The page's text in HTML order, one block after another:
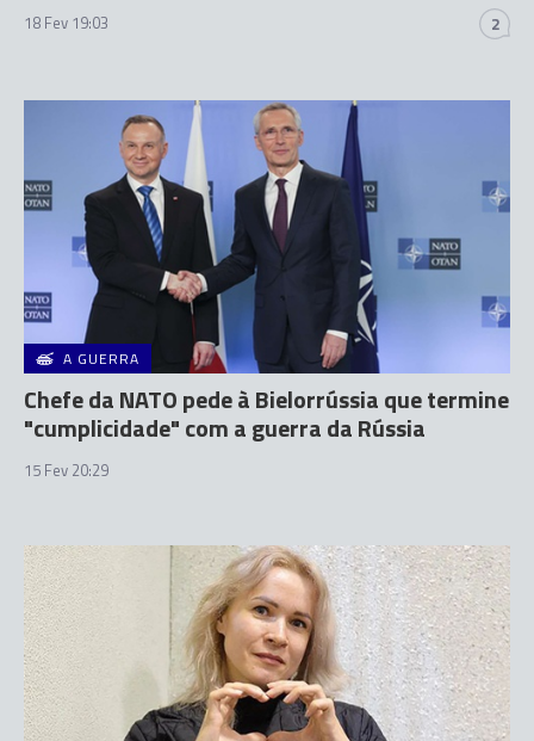
18 Fev 19:03 2
A GUERRA
Chefe da NATO pede à Bielorrússia que termine
"cumplicidade" com a guerra da Rússia
15 Fev 20:29